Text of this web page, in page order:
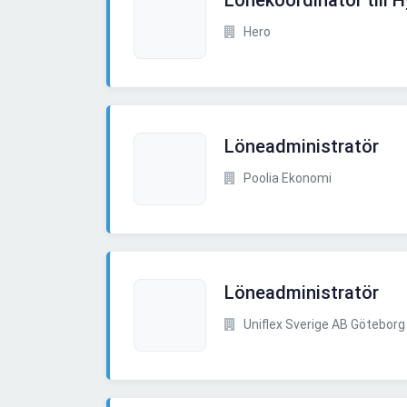
Hero
Löneadministratör
Poolia Ekonomi
Löneadministratör
Uniflex Sverige AB Göteborg